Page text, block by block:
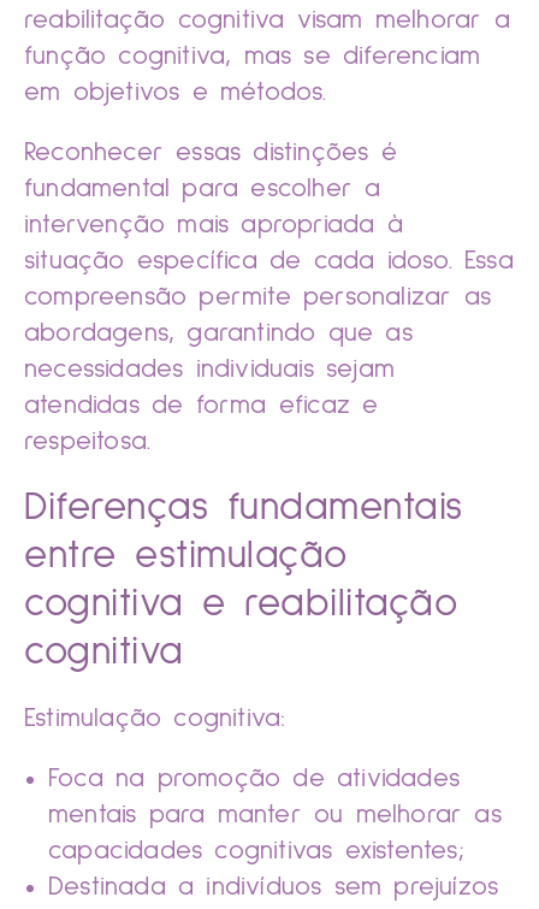
reabilitação cognitiva visam melhorar a
função cognitiva, mas se diferenciam
em objetivos e métodos.
Reconhecer essas distinções é
fundamental para escolher a
intervenção mais apropriada à
situação específica de cada idoso. Essa
compreensão permite personalizar as
abordagens, garantindo que as
necessidades individuais sejam
atendidas de forma eficaz e
respeitosa.
Diferenças fundamentais
entre estimulação
cognitiva e reabilitação
cognitiva
Estimulação cognitiva:
Foca na promoção de atividades
mentais para manter ou melhorar as
capacidades cognitivas existentes;
Destinada a indivíduos sem prejuízos